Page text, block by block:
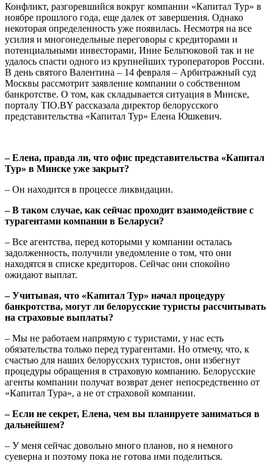
Конфликт, разгоревшийся вокруг компании «Капитал Тур» в
ноябре прошлого года, еще далек от завершения. Однако
некоторая определенность уже появилась. Несмотря на все
усилия и многонедельные переговоры с кредиторами и
потенциальными инвесторами, Инне Бельтюковой так и не
удалось спасти одного из крупнейших туроператоров России.
В день святого Валентина – 14 февраля – Арбитражный суд
Москвы рассмотрит заявление компании о собственном
банкротстве. О том, как складывается ситуация в Минске,
порталу TIO.BY рассказала директор белорусского
представительства «Капитал Тур» Елена Юшкевич.
– Елена, правда ли, что офис представительства «Капитал
Тур» в Минске уже закрыт?
– Он находится в процессе ликвидации.
– В таком случае, как сейчас проходит взаимодействие с
турагентами компании в Беларуси?
– Все агентства, перед которыми у компании осталась
задолженность, получили уведомление о том, что они
находятся в списке кредиторов. Сейчас они спокойно
ожидают выплат.
– Учитывая, что «Капитал Тур» начал процедуру
банкротства, могут ли белорусские туристы рассчитывать
на страховые выплаты?
– Мы не работаем напрямую с туристами, у нас есть
обязательства только перед турагентами. Но отмечу, что, к
счастью для наших белорусских туристов, они избегнут
процедуры обращения в страховую компанию. Белорусские
агенты компании получат возврат денег непосредственно от
«Капитал Тура», а не от страховой компании.
– Если не секрет, Елена, чем вы планируете заниматься в
дальнейшем?
– У меня сейчас довольно много планов, но я немного
суеверна и поэтому пока не готова ими поделиться.